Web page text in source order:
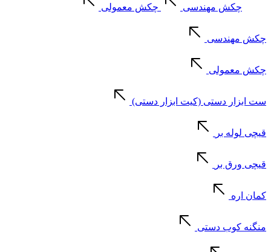
چکش مهندسی چکش معمولی
چکش مهندسی
چکش معمولی
ست ابزار دستی (کیت ابزار دستی)
قیچی لوله بر
قیچی ورق بر
کمان اره
منگنه کوب دستی